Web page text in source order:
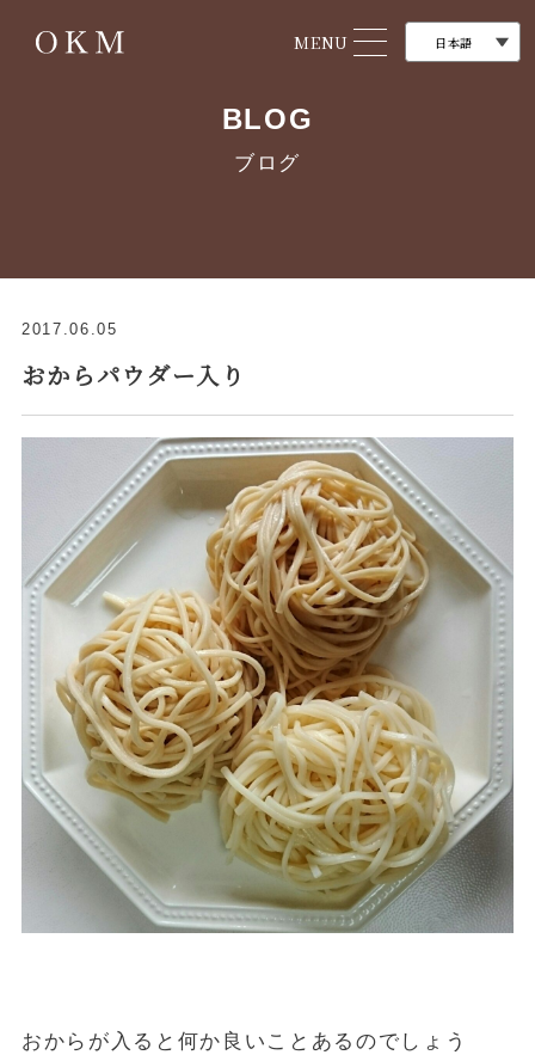
MENU
BLOG
ブログ
2017.06.05
おからパウダー入り
おからが入ると何か良いことあるのでしょう